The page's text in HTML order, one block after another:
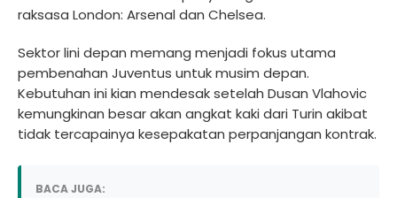
raksasa London: Arsenal dan Chelsea.
Sektor lini depan memang menjadi fokus utama
pembenahan Juventus untuk musim depan.
Kebutuhan ini kian mendesak setelah Dusan Vlahovic
kemungkinan besar akan angkat kaki dari Turin akibat
tidak tercapainya kesepakatan perpanjangan kontrak.
BACA JUGA: